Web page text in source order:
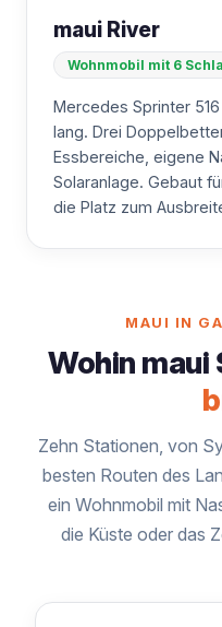
maui River
Wohnmobil mit 6
Mercedes Sprinter
lang. Drei
Essbereiche, eigene
Solaranlage. Gebaut
die Platz zum
MAUI IN
Wohin maui
Zehn Stationen, von
besten Routen des
ein Wohnmobil mit
die Küste oder das